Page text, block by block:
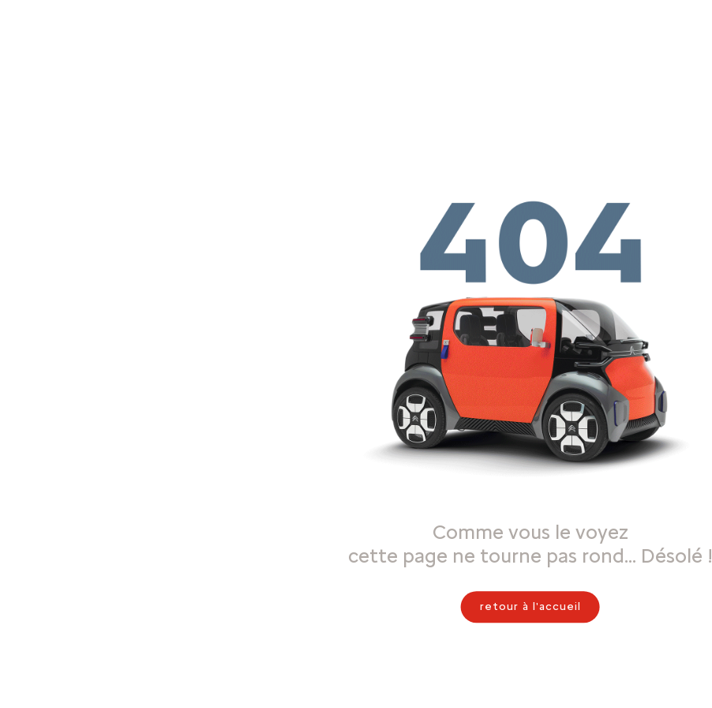
Comme vous le voyez
cette page ne tourne pas rond… Désolé !
retour à l'accueil